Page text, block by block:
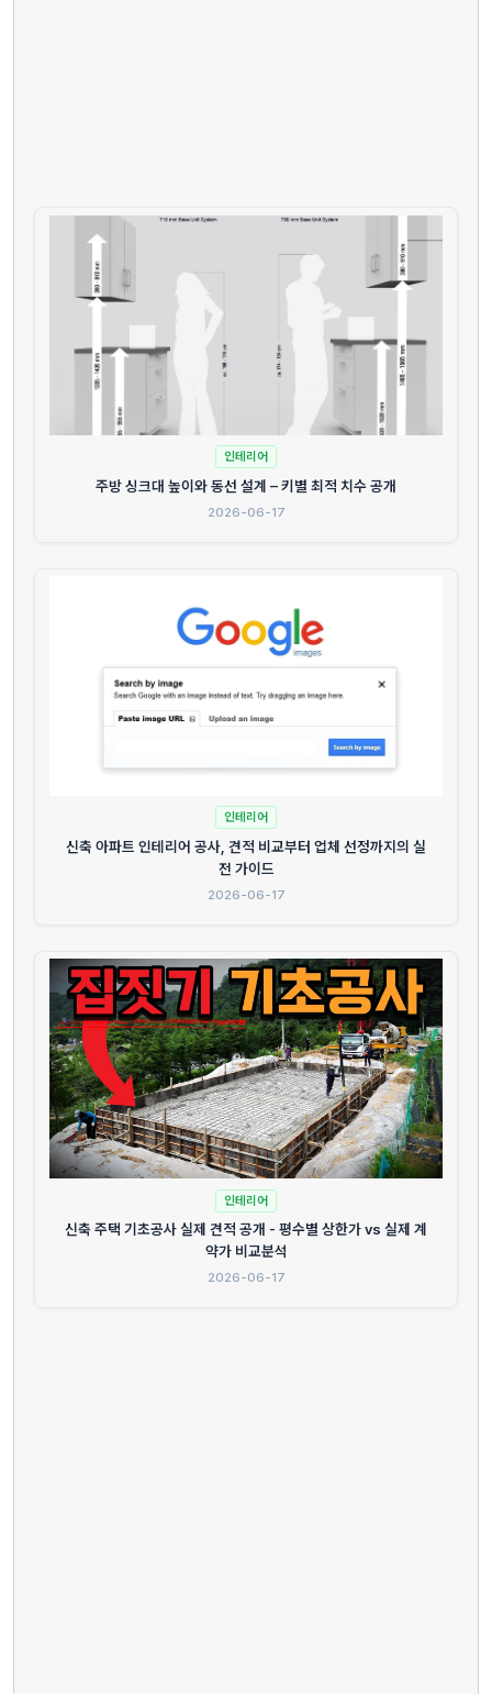
인테리어
주방 싱크대 높이와 동선 설계 – 키별 최적 치수 공개
2026-06-17
인테리어
신축 아파트 인테리어 공사, 견적 비교부터 업체 선정까지의 실
전 가이드
2026-06-17
인테리어
신축 주택 기초공사 실제 견적 공개 - 평수별 상한가 vs 실제 계
약가 비교분석
2026-06-17